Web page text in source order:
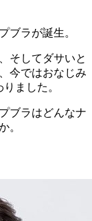
ブラが誕生。
そしてダサいと
今ではおなじみ
ました。
ブラはどんなナ
。